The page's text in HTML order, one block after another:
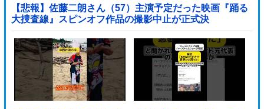
【悲報】佐藤二朗さん（57）主演予定だった映画『踊る
大捜査線』スピンオフ作品の撮影中止が正式決
定・・・・・・・・・他